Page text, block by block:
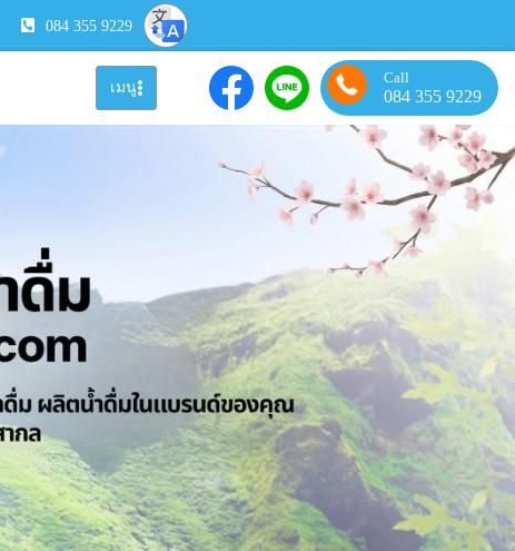
084 355 9229
เมนู
Call
084 355 9229